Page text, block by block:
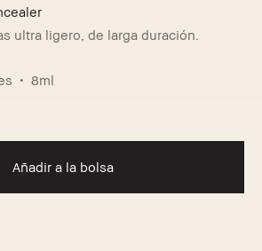
ultra ligero, de larga duración.
8ml
Añadir a la bolsa